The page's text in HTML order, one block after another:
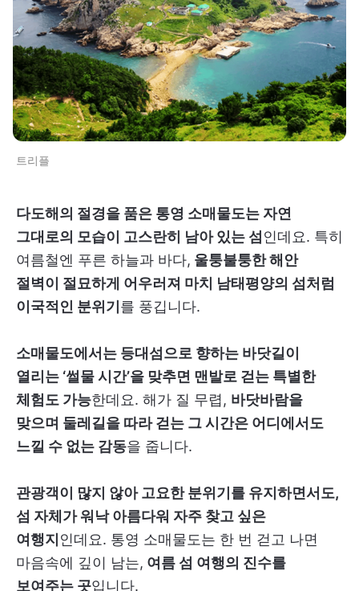
트리플
다도해의 절경을 품은 통영 소매물도는 자연
그대로의 모습이 고스란히 남아 있는 섬인데요. 특히
여름철엔 푸른 하늘과 바다, 울퉁불퉁한 해안
절벽이 절묘하게 어우러져 마치 남태평양의 섬처럼
이국적인 분위기를 풍깁니다.
소매물도에서는 등대섬으로 향하는 바닷길이
열리는 ‘썰물 시간’을 맞추면 맨발로 걷는 특별한
체험도 가능한데요. 해가 질 무렵, 바닷바람을
맞으며 둘레길을 따라 걷는 그 시간은 어디에서도
느낄 수 없는 감동을 줍니다.
관광객이 많지 않아 고요한 분위기를 유지하면서도,
섬 자체가 워낙 아름다워 자주 찾고 싶은
여행지인데요. 통영 소매물도는 한 번 걷고 나면
마음속에 깊이 남는, 여름 섬 여행의 진수를
보여주는 곳입니다.